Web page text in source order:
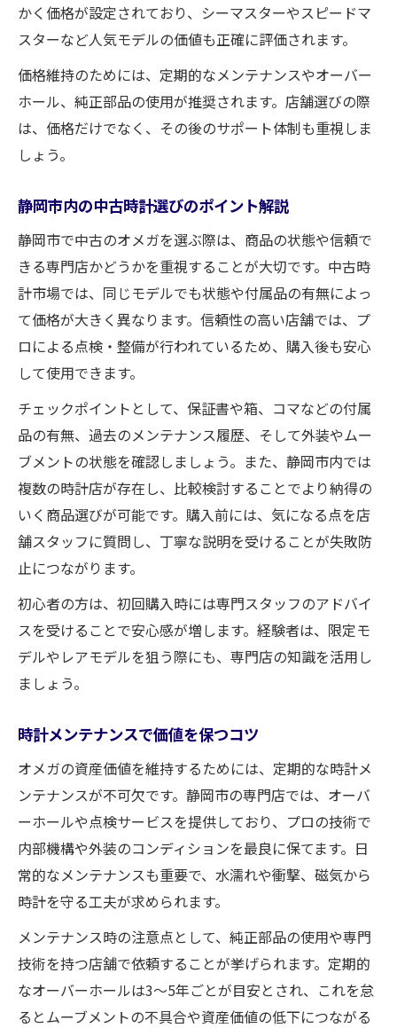
かく価格が設定されており、シーマスターやスピードマ
スターなど人気モデルの価値も正確に評価されます。
価格維持のためには、定期的なメンテナンスやオーバー
ホール、純正部品の使用が推奨されます。店舗選びの際
は、価格だけでなく、その後のサポート体制も重視しま
しょう。
静岡市内の中古時計選びのポイント解説
静岡市で中古のオメガを選ぶ際は、商品の状態や信頼で
きる専門店かどうかを重視することが大切です。中古時
計市場では、同じモデルでも状態や付属品の有無によっ
て価格が大きく異なります。信頼性の高い店舗では、プ
ロによる点検・整備が行われているため、購入後も安心
して使用できます。
チェックポイントとして、保証書や箱、コマなどの付属
品の有無、過去のメンテナンス履歴、そして外装やムー
ブメントの状態を確認しましょう。また、静岡市内では
複数の時計店が存在し、比較検討することでより納得の
いく商品選びが可能です。購入前には、気になる点を店
舗スタッフに質問し、丁寧な説明を受けることが失敗防
止につながります。
初心者の方は、初回購入時には専門スタッフのアドバイ
スを受けることで安心感が増します。経験者は、限定モ
デルやレアモデルを狙う際にも、専門店の知識を活用し
ましょう。
時計メンテナンスで価値を保つコツ
オメガの資産価値を維持するためには、定期的な時計メ
ンテナンスが不可欠です。静岡市の専門店では、オーバ
ーホールや点検サービスを提供しており、プロの技術で
内部機構や外装のコンディションを最良に保てます。日
常的なメンテナンスも重要で、水濡れや衝撃、磁気から
時計を守る工夫が求められます。
メンテナンス時の注意点として、純正部品の使用や専門
技術を持つ店舗で依頼することが挙げられます。定期的
なオーバーホールは3～5年ごとが目安とされ、これを怠
るとムーブメントの不具合や資産価値の低下につながる